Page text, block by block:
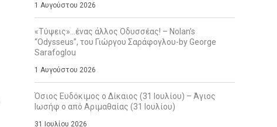
1 Αυγούστου 2026
«Τύψεις»…ένας άλλος Οδυσσέας! – Nolan’s
“Odysseus”, του Γιώργου Σαράφογλου-by George
Sarafoglou
1 Αυγούστου 2026
Όσιος Ευδόκιμος ο Δίκαιος (31 Ιουλίου) – Άγιος
Ιωσήφ ο από Αριμαθαίας (31 Ιουλίου)
31 Ιουλίου 2026